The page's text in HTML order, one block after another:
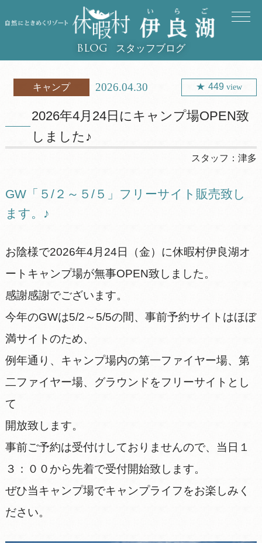
BLOG スタッフブログ
キャンプ 2026.04.30 449 view
2026年4月24日にキャンプ場OPEN致
しました♪
スタッフ：津多
GW「５/２～５/５」フリーサイト販売致し
ます。♪
お陰様で2026年4月24日（金）に休暇村伊良湖オ
ートキャンプ場が無事OPEN致しました。
感謝感謝でございます。
今年のGWは5/2～5/5の間、事前予約サイトはほぼ
満サイトのため、
例年通り、キャンプ場内の第一ファイヤー場、第
二ファイヤー場、グラウンドをフリーサイトとし
て
開放致します。
事前ご予約は受付けしておりませんので、当日１
３：００から先着で受付開始致します。
ぜひ当キャンプ場でキャンプライフをお楽しみく
ださい。